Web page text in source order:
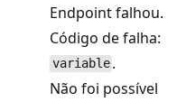
Endpoint falhou.
Código de falha:
variable .
Não foi possível